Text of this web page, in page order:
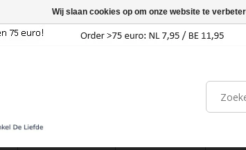
Wij slaan cookies op om onze website te